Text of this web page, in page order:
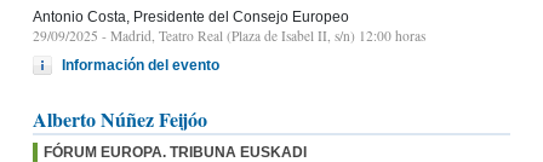
Antonio Costa, Presidente del Consejo Europeo
29/09/2025 - Madrid, Teatro Real (Plaza de Isabel II, s/n) 12:00 horas
Información del evento
Alberto Núñez Feijóo
FÓRUM EUROPA. TRIBUNA EUSKADI